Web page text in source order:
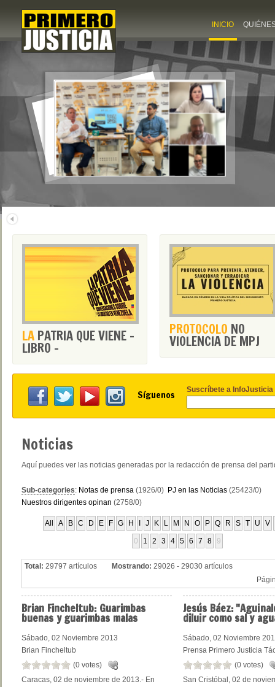
INICIO
LA PATRIA QUE VIENE -
LIBRO -
PROTOCOLO NO
VIOLENCIA DE MPJ
Síguenos Suscríbete a InfoJusticia
Noticias
Aquí puedes ver las noticias generadas por la redacción de prensa del
Sub-categories: Notas de prensa (1926/0) PJ en las Noticias (25423/0)
Nuestros dirigentes opinan (2758/0)
All A B C D E F G H J K L M N O P Q R S T U V
0 1 2 3 4 5 6 7 8 9
Total: 29797 artículos Mostrando: 29026 - 29030 artículos
Brian Fincheltub: Guarimbas
buenas y guarimbas malas
Sábado, 02 Noviembre 2013
Brian Fincheltub
(0 votes)
Caracas, 02 de noviembre de 2013.- En
Jesús Báez:
diluir como sal y
Sábado, 02 Noviembre
Prensa Primero Justicia
(0 votes)
San Cristóbal, 02 de